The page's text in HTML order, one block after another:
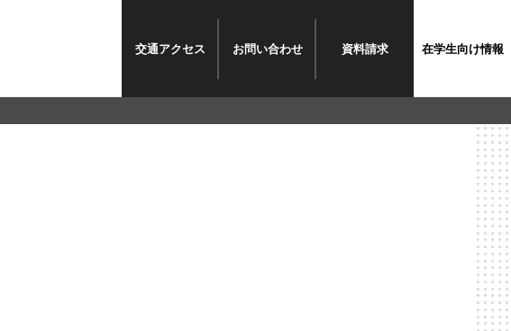
交通アクセス お問い合わせ 資料請求 在学生向け情報